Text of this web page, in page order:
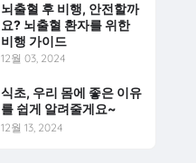
뇌출혈 후 비행, 안전할까
요? 뇌출혈 환자를 위한
비행 가이드
12월 03, 2024
식초, 우리 몸에 좋은 이유
를 쉽게 알려줄게요~
12월 13, 2024